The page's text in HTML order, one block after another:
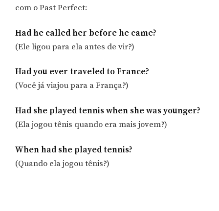
com o Past Perfect:
Had he called her before he came?
(Ele ligou para ela antes de vir?)
Had you ever traveled to France?
(Você já viajou para a França?)
Had she played tennis when she was younger?
(Ela jogou tênis quando era mais jovem?)
When had she played tennis?
(Quando ela jogou tênis?)